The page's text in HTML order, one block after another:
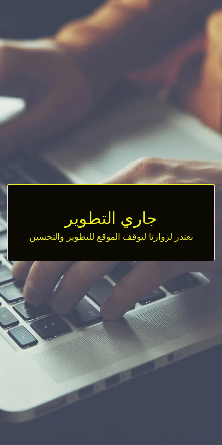
جاري التطوير
نعتذر لزوارنا لتوقف الموقع للتطوير والتحسين